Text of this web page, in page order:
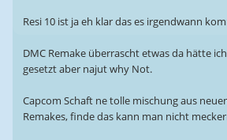
Resi 10 ist ja eh klar das es irgendwann
DMC Remake überrascht etwas da hätte
gesetzt aber najut why Not.
Capcom Schaft ne tolle mischung aus
Remakes, finde das kann man nicht